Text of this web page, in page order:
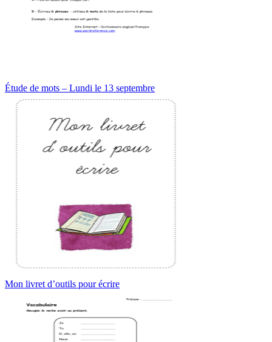
Étude de mots – Lundi le 13 septembre
Mon livret d’outils pour écrire